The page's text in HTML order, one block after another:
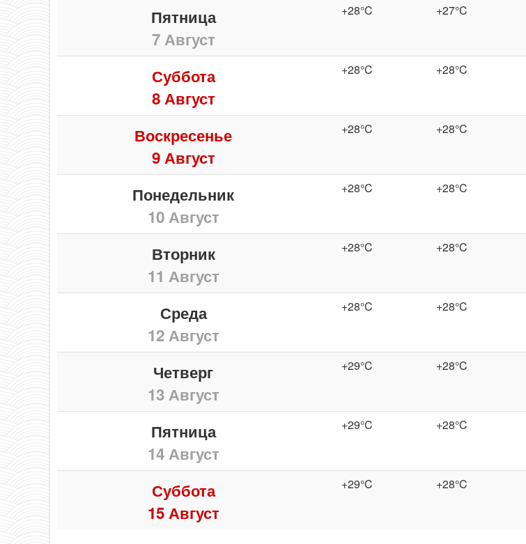
Пятница
7 Август
+28°C
+27°C
Суббота
8 Август
+28°C
+28°C
Воскресенье
9 Август
+28°C
+28°C
Понедельник
10 Август
+28°C
+28°C
Вторник
11 Август
+28°C
+28°C
Среда
12 Август
+28°C
+28°C
Четверг
13 Август
+29°C
+28°C
Пятница
14 Август
+29°C
+28°C
Суббота
15 Август
+29°C
+28°C